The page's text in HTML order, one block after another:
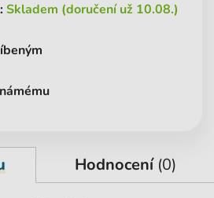
Skladem (doručení už 10.08.)
Hodnocení (0)